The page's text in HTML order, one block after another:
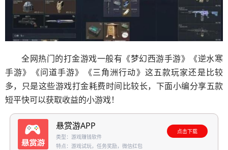
全网热门的打金游戏一般有《梦幻西游手游》《逆水寒
手游》《问道手游》《三角洲行动》这五款玩家还是比较
多，只是这些游戏打金耗费时间比较长，下面小编分享五款
短平快可以获取收益的小游戏！
悬赏游APP
类型：游戏赚钱软件
特点：游戏试玩，任务奖励，微信红包
点击下载